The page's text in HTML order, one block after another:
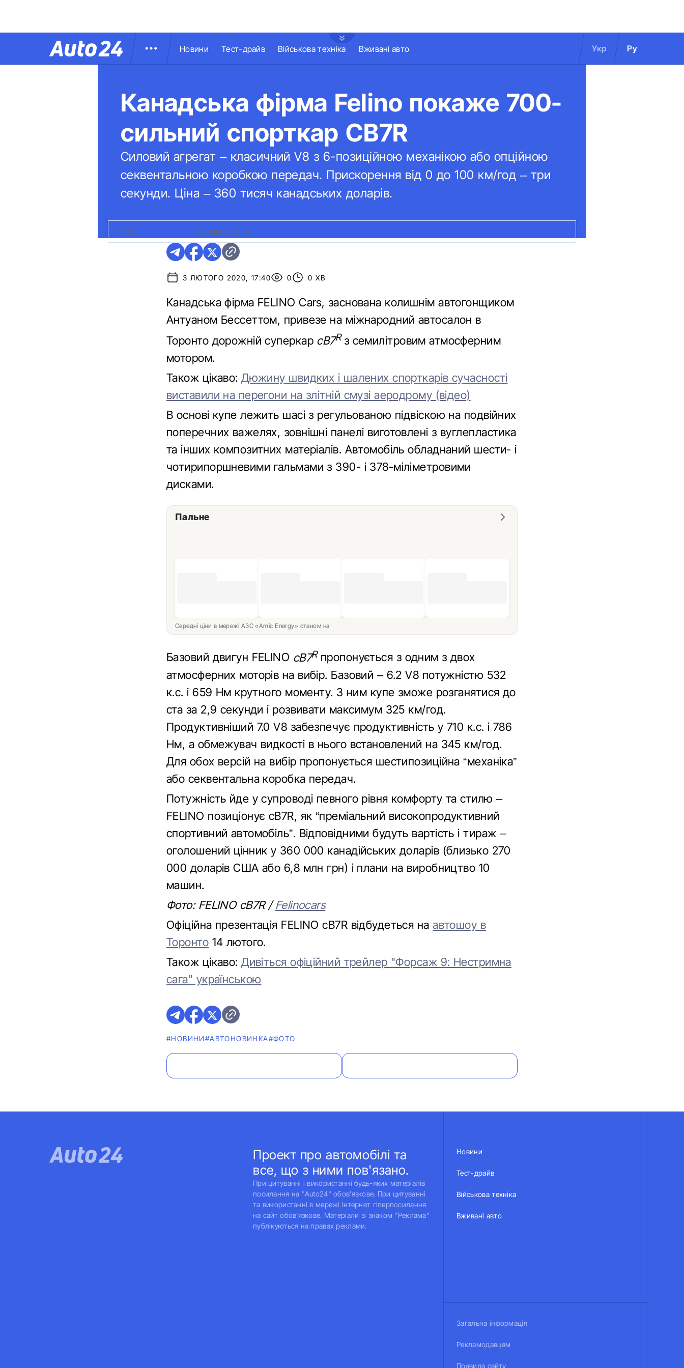
Новини Тест-драйв Військова техніка Вживані авто Укр Ру
Канадська фірма Felino покаже 700-
сильний спорткар CB7R
Силовий агрегат – класичний V8 з 6-позиційною механікою або опційною
секвентальною коробкою передач. Прискорення від 0 до 100 км/год – три
секунди. Ціна – 360 тисяч канадських доларів.
ФОТО: FELINO CB7R
3 ЛЮТОГО 2020, 17:40 0 0 ХВ
Канадська фірма FELINO Cars, заснована колишнім автогонщиком
Антуаном Бессеттом, привезе на міжнародний автосалон в
Торонто дорожній суперкар cB7R з семилітровим атмосферним
мотором.
Також цікаво:Дюжину швидких і шалених спорткарів сучасності
виставили на перегони на злітній смузі аеродрому (відео)
В основі купе лежить шасі з регульованою підвіскою на подвійних
поперечних важелях, зовнішні панелі виготовлені з вуглепластика
та інших композитних матеріалів. Автомобіль обладнаний шести- і
чотирипоршневими гальмами з 390- і 378-міліметровими
дисками.
Пальне
Середні ціни в мережі АЗС «Amic Energy» станом на
Базовий двигун FELINO cB7Rпропонується з одним з двох
атмосферних моторів на вибір. Базовий – 6.2 V8 потужністю 532
к.с. і 659 Нм крутного моменту. З ним купе зможе розганятися до
ста за 2,9 секунди і розвивати максимум 325 км/год.
Продуктивніший 7.0 V8 забезпечує продуктивність у 710 к.с. і 786
Нм, а обмежувач видкості в нього встановлений на 345 км/год.
Для обох версій на вибір пропонується шестипозиційна “механіка”
або секвентальна коробка передач.
Потужність йде у супроводі певного рівня комфорту та стилю –
FELINO позиціонує cB7R, як “преміальний високопродуктивний
спортивний автомобіль”. Відповідними будуть вартість і тираж –
оголошений цінник у 360 000 канадійських доларів (близько 270
000 доларів США або 6,8 млн грн) і плани на виробництво 10
машин.
Фото: FELINO cB7R /Felinocars
Офіційна презентація FELINO cB7R відбудеться наавтошоу в
Торонто 14 лютого.
Також цікаво:Дивіться офіційний трейлер "Форсаж 9: Нестримна
сага" українською
#НОВИНИ#АВТОНОВИНКА#ФОТО
Проект про автомобілі та
все, що з ними пов'язано.
При цитуванні і використанні будь-яких матеріалів
посилання на "Auto24" обов'язкове. При цитуванні
та використанні в мережі Інтернет гіперпосилання
на сайт обов'язкове. Матеріали зі знаком "Реклама"
публікуються на правах реклами.
Новини
Тест-драйв
Військова техніка
Вживані авто
Загальна інформація
Рекламодавцям
Правила сайту